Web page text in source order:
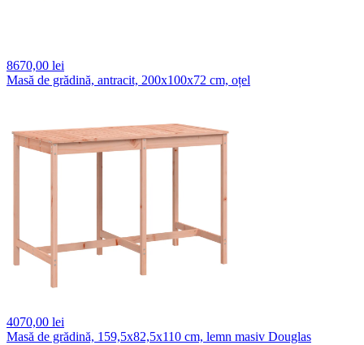
8670,00 lei
Masă de grădină, antracit, 200x100x72 cm, oțel
4070,00 lei
Masă de grădină, 159,5x82,5x110 cm, lemn masiv Douglas